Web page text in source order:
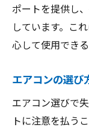
ポートを提供し
しています。こ
心して使用でき
エアコンの選び
エアコン選びで
トに注意を払う